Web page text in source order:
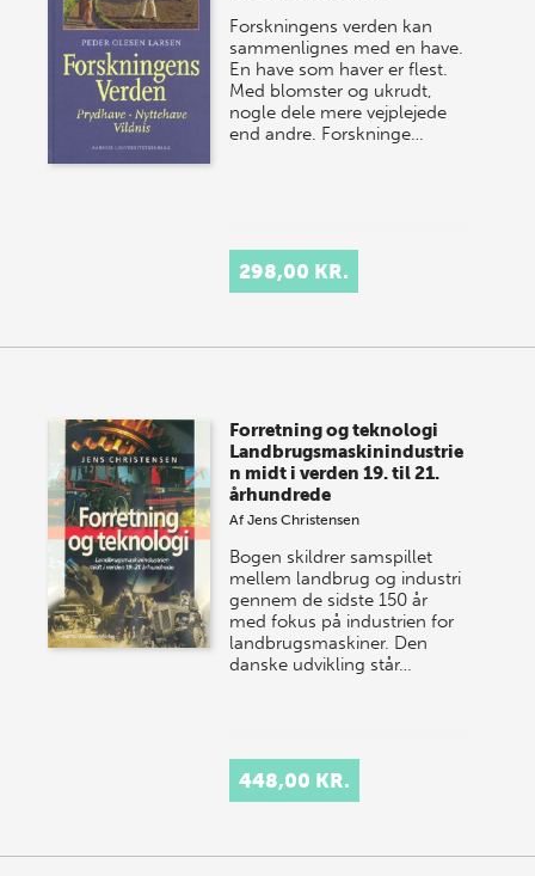
Forskningens verden kan
sammenlignes med en have.
En have som haver er flest.
Med blomster og ukrudt,
nogle dele mere vejplejede
end andre. Forskninge…
298,00 KR.
Forretning og teknologi
Landbrugsmaskinindustrie
n midt i verden 19. til 21.
århundrede
AfJens Christensen
Bogen skildrer samspillet
mellem landbrug og industri
gennem de sidste 150 år
med fokus på industrien for
landbrugsmaskiner. Den
danske udvikling står…
448,00 KR.